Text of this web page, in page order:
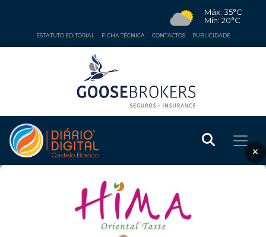
Máx: 35°C
Mín: 20°C
ESTATUTO EDITORIAL FICHA TÉCNICA CONTACTOS PUBLICIDADE
×